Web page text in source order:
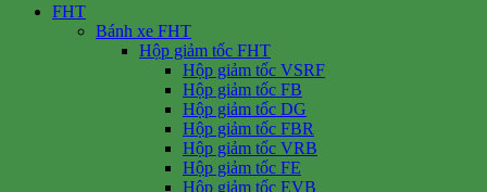
FHT
Bánh xe FHT
Hộp giảm tốc FHT
Hộp giảm tốc VSRF
Hộp giảm tốc FB
Hộp giảm tốc DG
Hộp giảm tốc FBR
Hộp giảm tốc VRB
Hộp giảm tốc FE
Hộp giảm tốc EVB